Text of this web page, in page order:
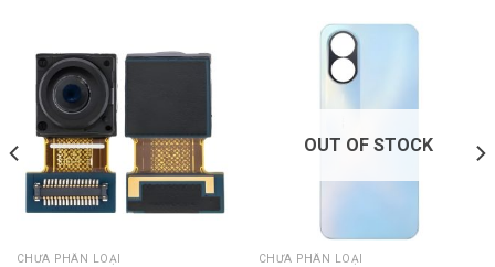
CHƯA PHÂN LOẠI
OUT OF STOCK
CHƯA PHÂN LOẠI